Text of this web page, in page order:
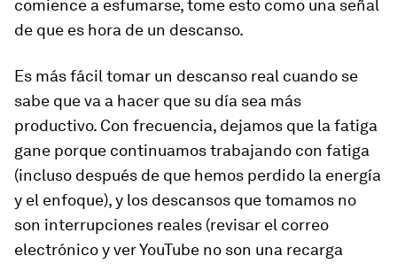
comience a esfumarse, tome esto como una señal
de que es hora de un descanso.
Es más fácil tomar un descanso real cuando se
sabe que va a hacer que su día sea más
productivo. Con frecuencia, dejamos que la fatiga
gane porque continuamos trabajando con fatiga
(incluso después de que hemos perdido la energía
y el enfoque), y los descansos que tomamos no
son interrupciones reales (revisar el correo
electrónico y ver YouTube no son una recarga